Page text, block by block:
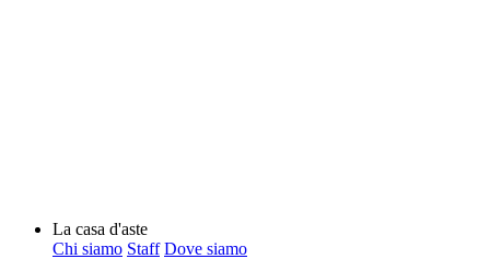
La casa d'aste
Chi siamo Staff Dove siamo